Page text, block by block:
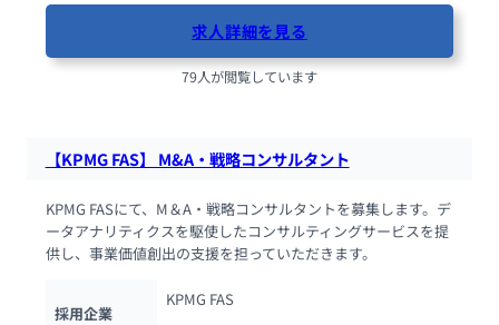
求人詳細を見る
79人が閲覧しています
【KPMG FAS】 M&A・戦略コンサルタント
KPMG FASにて、M＆A・戦略コンサルタントを募集します。デ
ータアナリティクスを駆使したコンサルティングサービスを提
供し、事業価値創出の支援を担っていただきます。
採用企業
KPMG FAS